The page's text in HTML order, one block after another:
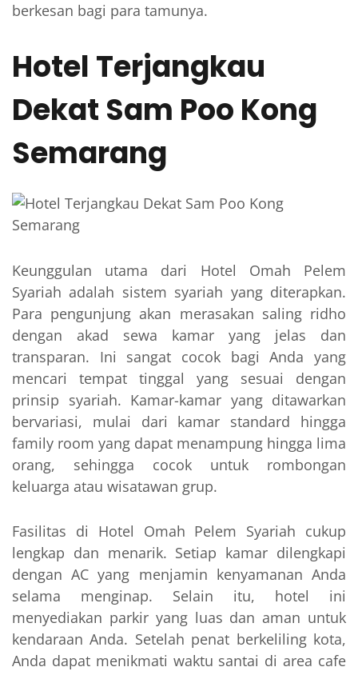
berkesan bagi para tamunya.
Hotel Terjangkau
Dekat Sam Poo Kong
Semarang
Keunggulan utama dari Hotel Omah Pelem
Syariah adalah sistem syariah yang diterapkan.
Para pengunjung akan merasakan saling ridho
dengan akad sewa kamar yang jelas dan
transparan. Ini sangat cocok bagi Anda yang
mencari tempat tinggal yang sesuai dengan
prinsip syariah. Kamar-kamar yang ditawarkan
bervariasi, mulai dari kamar standard hingga
family room yang dapat menampung hingga lima
orang, sehingga cocok untuk rombongan
keluarga atau wisatawan grup.
Fasilitas di Hotel Omah Pelem Syariah cukup
lengkap dan menarik. Setiap kamar dilengkapi
dengan AC yang menjamin kenyamanan Anda
selama menginap. Selain itu, hotel ini
menyediakan parkir yang luas dan aman untuk
kendaraan Anda. Setelah penat berkeliling kota,
Anda dapat menikmati waktu santai di area cafe